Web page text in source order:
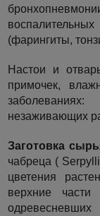
(фарингиты,
Настои и
примочек,
незаживающих
Заготовка
чабреца (
цветения
верхние части